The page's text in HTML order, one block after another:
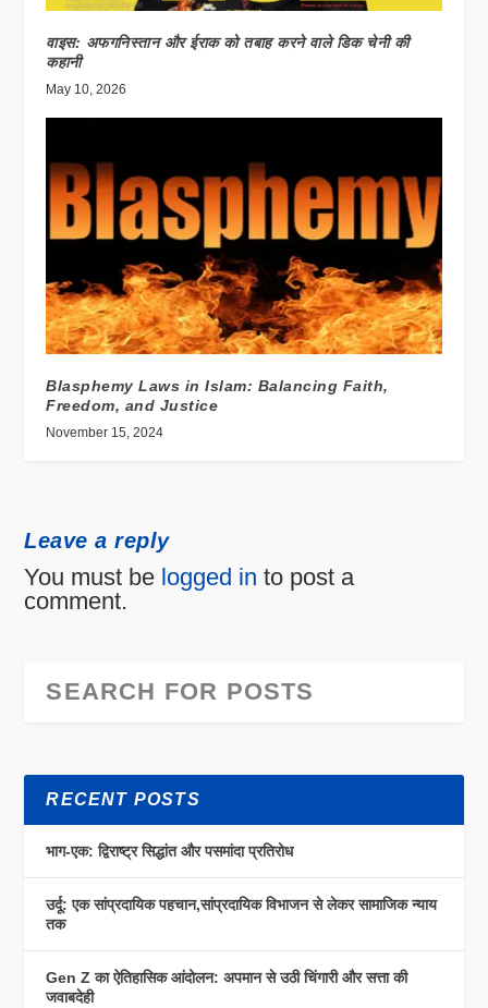
वाइस: अफगनिस्तान और ईराक को तबाह करने वाले डिक चेनी की
कहानी
May 10, 2026
Blasphemy Laws in Islam: Balancing Faith,
Freedom, and Justice
November 15, 2024
Leave a reply
You must be logged in to post a
comment.
RECENT POSTS
भाग-एक: द्विराष्ट्र सिद्धांत और पसमांदा प्रतिरोध
उर्दू: एक सांप्रदायिक पहचान,सांप्रदायिक विभाजन से लेकर सामाजिक न्याय
तक
Gen Z का ऐतिहासिक आंदोलन: अपमान से उठी चिंगारी और सत्ता की
जवाबदेही